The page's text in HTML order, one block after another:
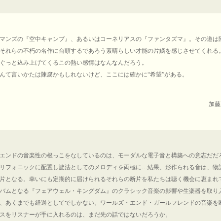
ンズの『空中キャンプ』、あるいはコーネリアスの『ファンタズマ』。その道は
れらの不朽の名作に台頭するであろう素晴らしい才能の片鱗を感じさせてくれる
っと込み上げてくるこの熱い感情はなんなんだろう。
て言いかたは陳腐かもしれないけど、ここには確かに“希望”がある。
加
ンドの音楽性の根っこをなしているのは、モーダルな電子音と構築への意志だだ
フォニックに配置し旋法としてのメロディを両極に…結果、形作られる音は、物
となる。幸いにも定期的に届けられるそれらの断片を私たちは聴く機会に恵まれ
ムとなる『フェアウェル・キングダム』のクラシック音楽の影響や生楽器を取り
あくまでも経過としてでしかない。ワールズ・エンド・ガールフレンドの音楽を
をリスナーが手に入れるのは、まだ先の話ではないだろうか。